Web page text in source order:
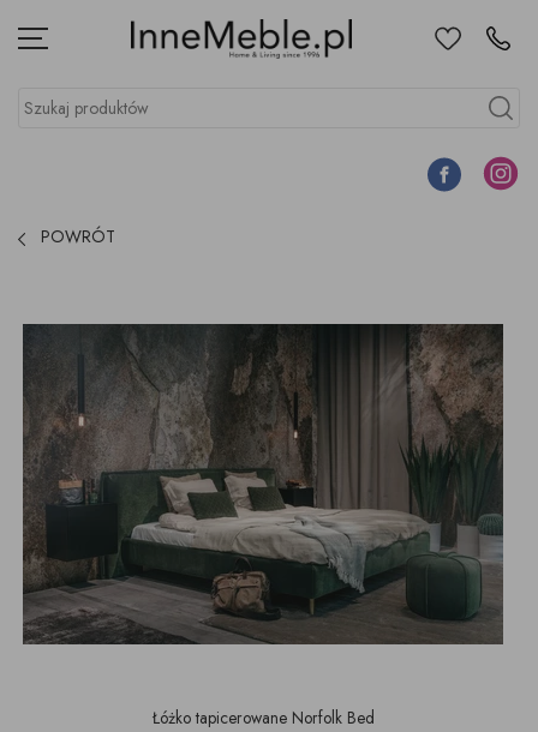
Menu UlubioneKontakt
Szukaj produktów
Szukaj
Facebook
POWRÓT
Łóżko tapicerowane Norfolk Bed